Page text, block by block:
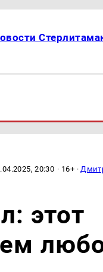
20:30 · 16+ ·
этот